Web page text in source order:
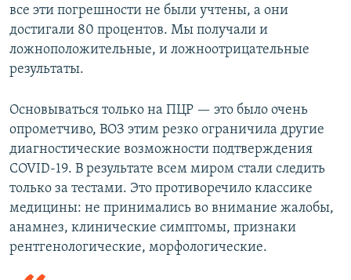
все эти погрешности не были учтены, а они
достигали 80 процентов. Мы получали и
ложноположительные, и ложноотрицательные
результаты.
Основываться только на ПЦР — это было очень
опрометчиво, ВОЗ этим резко ограничила другие
диагностические возможности подтверждения
COVID-19. В результате всем миром стали следить
только за тестами. Это противоречило классике
медицины: не принимались во внимание жалобы,
анамнез, клинические симптомы, признаки
рентгенологические, морфологические.